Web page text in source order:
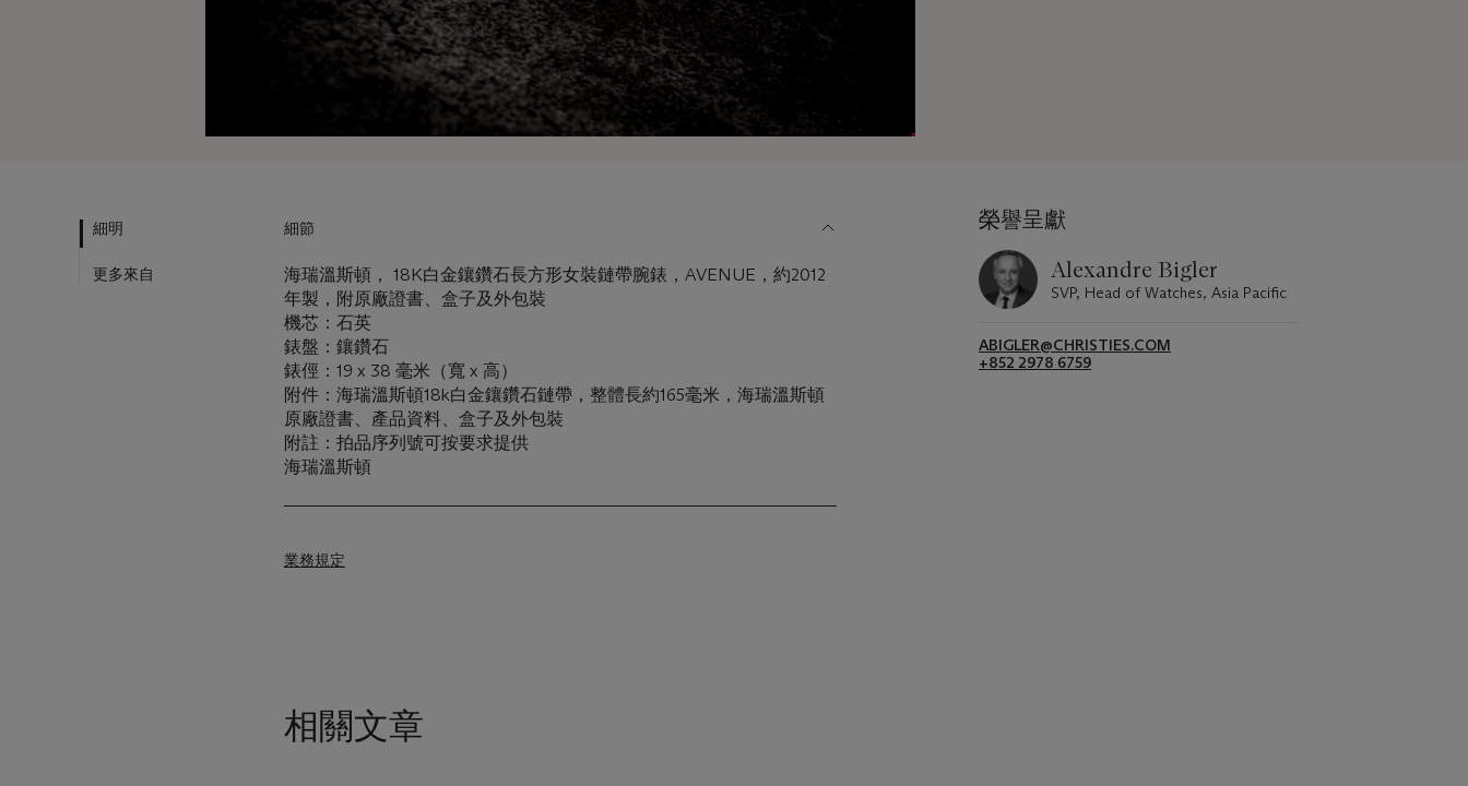
細明
更多來自
細節
海瑞溫斯頓， 18K白金鑲鑽石長方形女裝鏈帶腕錶，AVENUE，約2012
年製，附原廠證書、盒子及外包裝
機芯：石英
錶盤：鑲鑽石
錶俓：19 x 38 毫米（寬 x 高）
附件：海瑞溫斯頓18k白金鑲鑽石鏈帶，整體長約165毫米，海瑞溫斯頓
原廠證書、產品資料、盒子及外包裝
附註：拍品序列號可按要求提供
海瑞溫斯頓
業務規定
榮譽呈獻
Alexandre Bigler
SVP, Head of Watches, Asia Pacific
ABIGLER@CHRISTIES.COM
+852 2978 6759
相關文章